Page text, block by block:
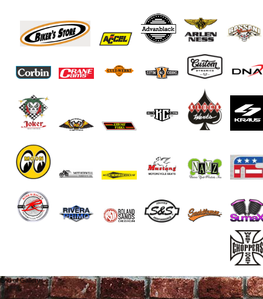
End of Gallery